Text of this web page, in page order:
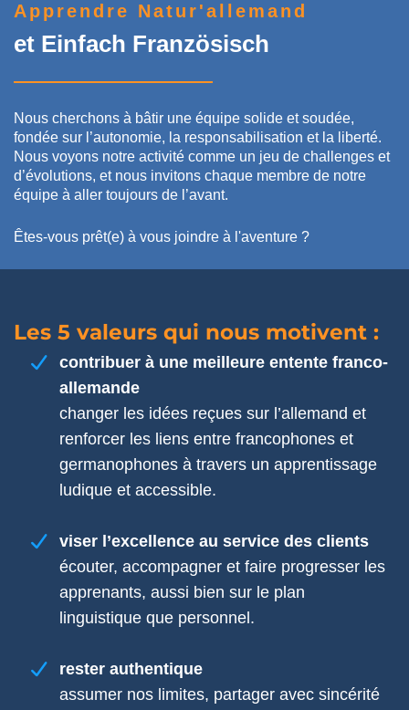
Apprendre Natur'allemand
et Einfach Französisch
Nous cherchons à bâtir une équipe solide et soudée,
fondée sur l’autonomie, la responsabilisation et la liberté.
Nous voyons notre activité comme un jeu de challenges et
d’évolutions, et nous invitons chaque membre de notre
équipe à aller toujours de l’avant.
Êtes-vous prêt(e) à vous joindre à l'aventure ?
Les 5 valeurs qui nous motivent :
contribuer à une meilleure entente franco-
allemande
changer les idées reçues sur l’allemand et
renforcer les liens entre francophones et
germanophones à travers un apprentissage
ludique et accessible.
viser l’excellence au service des clients
écouter, accompagner et faire progresser les
apprenants, aussi bien sur le plan
linguistique que personnel.
rester authentique
assumer nos limites, partager avec sincérité